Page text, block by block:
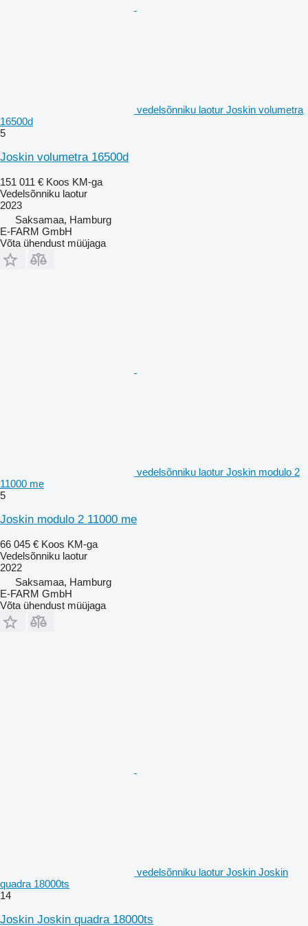
vedelsõnniku laotur Joskin volumetra
16500d
5
Joskin volumetra 16500d
151 011 € Koos KM-ga
Vedelsõnniku laotur
2023
Saksamaa, Hamburg
E-FARM GmbH
Võta ühendust müüjaga
vedelsõnniku laotur Joskin modulo 2
11000 me
5
Joskin modulo 2 11000 me
66 045 € Koos KM-ga
Vedelsõnniku laotur
2022
Saksamaa, Hamburg
E-FARM GmbH
Võta ühendust müüjaga
vedelsõnniku laotur Joskin Joskin
quadra 18000ts
14
Joskin Joskin quadra 18000ts